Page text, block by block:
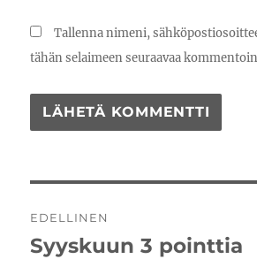
Tallenna nimeni,
tähän selaimeen seuraavaa
selaus
EDELLINEN
Edellinen
Syyskuun 3 pointtia